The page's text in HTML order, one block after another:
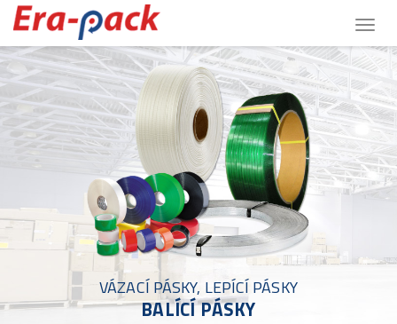
VÁZACÍ PÁSKY, LEPÍCÍ PÁSKY
BALÍCÍ PÁSKY